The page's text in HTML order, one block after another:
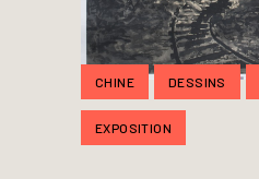
CHINE DESSINS
EXPOSITION